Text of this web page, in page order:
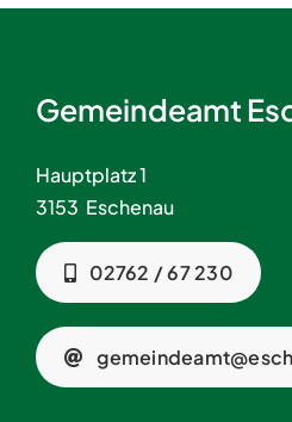
Gemeindeamt
Hauptplatz 1
3153 Eschenau
02762 / 67 230